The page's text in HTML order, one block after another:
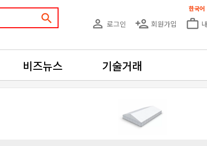
search person_outline 로그인 person_add 회원가입 work_outline
한국어
비즈뉴스 기술거래